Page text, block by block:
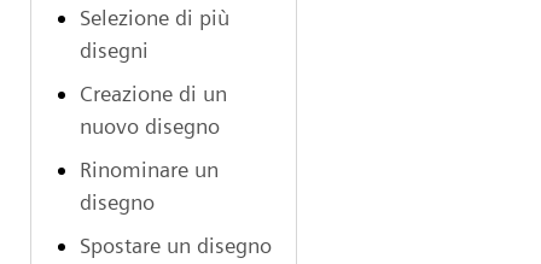
Selezione di più
disegni
Creazione di un
nuovo disegno
Rinominare un
disegno
Spostare un disegno